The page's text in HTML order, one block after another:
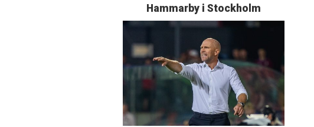
Hammarby i Stockholm